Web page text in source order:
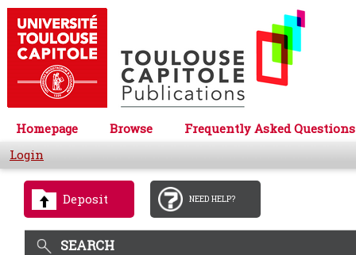
Homepage Browse
Frequently Asked Questions
Login
Deposit NEED HELP?
SEARCH